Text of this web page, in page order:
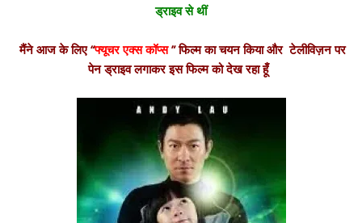
ड्राइव से थीं
मैंने आज के लिए “फ्यूचर एक्स कॉप्स” फिल्म का चयन किया और टेलीविज़न पर
पेन ड्राइव लगाकर इस फिल्म को देख रहा हूँ